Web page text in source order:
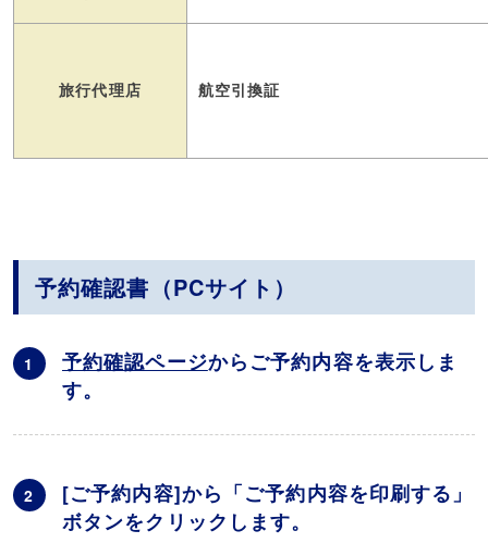
旅行代理店 航空引換証
予約確認書（PCサイト）
1 予約確認ページからご予約内容を表示しま
す。
2
[ご予約内容]から「ご予約内容を印刷する」
ボタンをクリックします。